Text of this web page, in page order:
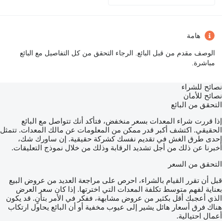
هامة
الوصف مقدم من قبل البائع. الرجاء التحقق من كل التفاصيل مع البائع
مباشرة.
نصائح للشراء
نصائح للأمان
التحقق من البائع
إذا قررت شراء المعدات بسعر منخفض، فتأكد أنك تتواصل مع البائع
الحقيقي. اكتشف أكبر قدر ممكن من المعلومات عن مالك المعدات. تتمثل
إحدى طرق الغش في تقديم نفسك كشركة حقيقية. إن ساورك شك،
أخبرنا عن ذلك من أجل تشديد الرقابة وذلك من خلال نموذج التعليقات.
التحقق من السعر
قبل أن تقرر القيام بالشراء، احرص على مراجعة العديد من عروض البيع
بعناية لفهم متوسط تكلفة المعدات التي اخترتها. إذا كان سعر العرض
الذي أعجبك أقل بكثير من عروض مشابهة، ففكر في الأمر بتأنٍ. قد يكون
هناك فرق أسعار هائل يشير إلى عيوب مخفية أو أن البائع يحاول ارتكاب
أعمال احتيالية.